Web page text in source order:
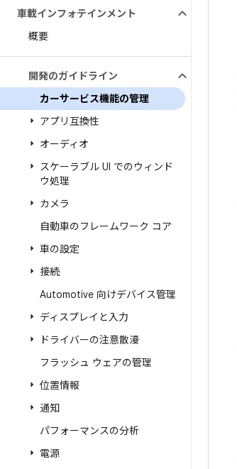
車載インフォテインメント
概要
開発のガイドライン
カーサービス機能の管理
アプリ互換性
オーディオ
スケーラブル UI でのウィンド
ウ処理
カメラ
自動車のフレームワーク コア
車の設定
接続
Automotive 向けデバイス管理
ディスプレイと入力
ドライバーの注意散漫
フラッシュ ウェアの管理
位置情報
通知
パフォーマンスの分析
電源